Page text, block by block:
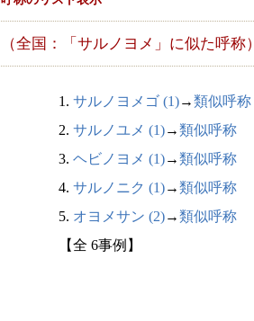
（全国：「サルノヨメ」に似た呼称）
1. サルノヨメゴ (1)→類似呼称
2. サルノユメ (1)→類似呼称
3. ヘビノヨメ (1)→類似呼称
4. サルノニク (1)→類似呼称
5. オヨメサン (2)→類似呼称
【全 6事例】